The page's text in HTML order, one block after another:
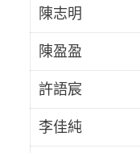
陳志明
陳盈盈
許語宸
李佳純